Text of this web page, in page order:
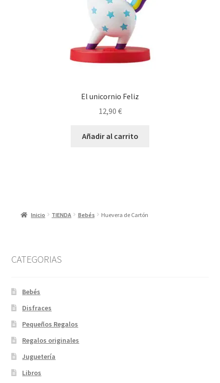
El unicornio Feliz
12,90 €
Añadir al carrito
Inicio TIENDA Bebés Huevera de Cartón
CATEGORIAS
Bebés
Disfraces
Pequeños Regalos
Regalos originales
Juguetería
Libros